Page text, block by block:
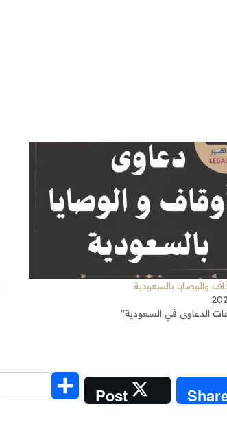
والوصايا بالسعودية
الدعاوى في السعودية"
Post